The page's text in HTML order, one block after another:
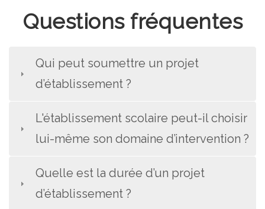
Questions fréquentes
Qui peut soumettre un projet
d’établissement ?
L'établissement scolaire peut-il choisir
lui-même son domaine d’intervention ?
Quelle est la durée d’un projet
d’établissement ?